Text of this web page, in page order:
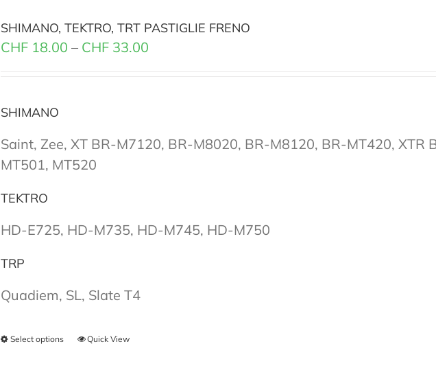
SHIMANO, TEKTRO, TRT PASTIGLIE FRENO
CHF 18.00 – CHF 33.00
SHIMANO
Saint, Zee, XT BR-M7120, BR-M8020, BR-M8120, BR-MT420, XTR
MT501, MT520
TEKTRO
HD-E725, HD-M735, HD-M745, HD-M750
TRP
Quadiem, SL, Slate T4
Select options Quick View